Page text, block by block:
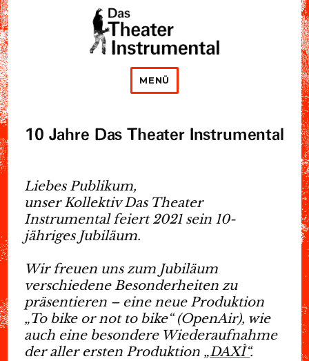
Das Theater Instrumental
MENÜ
10 Jahre Das Theater Instrumental
Liebes Publikum,
unser Kollektiv Das Theater
Instrumental feiert 2021 sein 10-
jähriges Jubiläum.
Wir freuen uns zum Jubiläum
verschiedene Besonderheiten zu
präsentieren – eine neue Produktion
„To bike or not to bike“ (OpenAir), wie
auch eine besondere Wiederaufnahme
der aller ersten Produktion „DAXÌ“.